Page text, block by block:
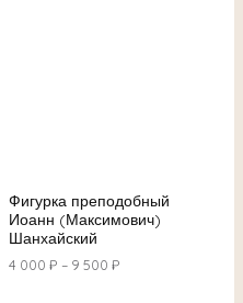
Фигурка преподобный
Иоанн (Максимович)
Шанхайский
4 000 ₽ – 9 500 ₽